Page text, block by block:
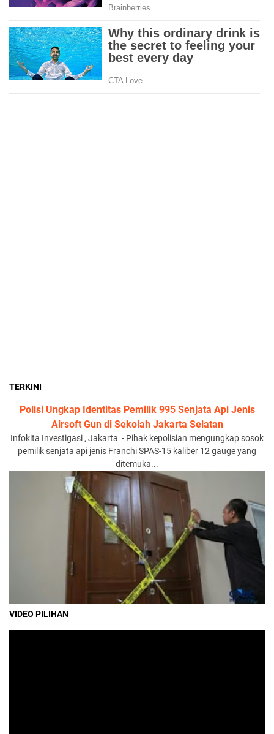
TERKINI
Polisi Ungkap Identitas Pemilik 995 Senjata Api Jenis
Airsoft Gun di Sekolah Jakarta Selatan
Infokita Investigasi , Jakarta - Pihak kepolisian mengungkap sosok
pemilik senjata api jenis Franchi SPAS-15 kaliber 12 gauge yang
ditemuka...
VIDEO PILIHAN